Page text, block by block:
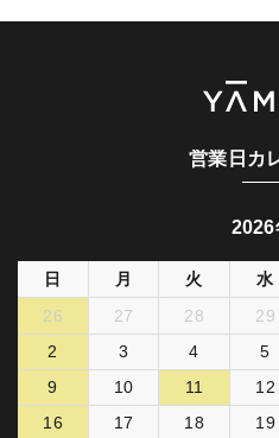
営業日カ
2026
日 月 火 水
26
27 28 29
2
3 4 5
9
10 11 12
16
17 18 19